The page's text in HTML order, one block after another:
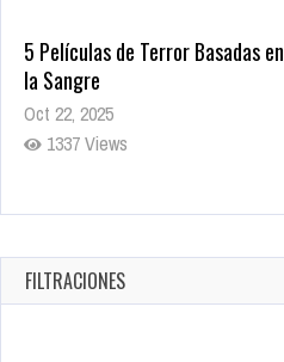
5 Películas de Terror Basadas
la Sangre
Oct 22, 2025
1337 Views
Revive el terror: El conjuro 4:
Oct 20, 2025
1379 Views
FILTRACIONES